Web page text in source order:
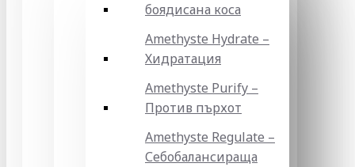
боядисана коса
Amethyste Hydrate –
Хидратация
Amethyste Purify –
Против пърхот
Amethyste Regulate –
Себобалансираща